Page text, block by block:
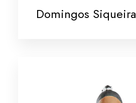
Domingos Siqueira